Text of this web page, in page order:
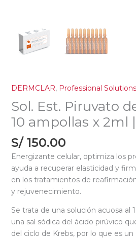
DERMCLAR, Professional
Sol. Est. Piruvato
10 ampollas x 2ml
S/150.00
Energizante celular, optimiza los
ayuda a recuperar elasticidad y
en los tratamientos de
y rejuvenecimiento.
Se trata de una solución acuosa al
una sal sódica del ácido pirúvico
del ciclo de Krebs, por lo que es